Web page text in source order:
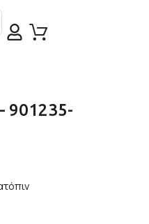
901235-